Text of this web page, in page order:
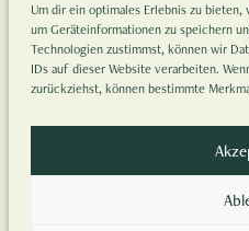
Um dir ein optimales Erlebnis zu
um Geräteinformationen zu speichern
Technologien zustimmst, können wir
IDs auf dieser Website verarbeiten.
zurückziehst, können bestimmte